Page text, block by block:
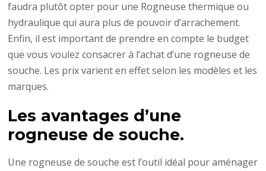
faudra plutôt opter pour une Rogneuse thermique ou
hydraulique qui aura plus de pouvoir d’arrachement.
Enfin, il est important de prendre en compte le budget
que vous voulez consacrer à l’achat d’une rogneuse de
souche. Les prix varient en effet selon les modèles et les
marques.
Les avantages d’une
rogneuse de souche.
Une rogneuse de souche est l’outil idéal pour aménager